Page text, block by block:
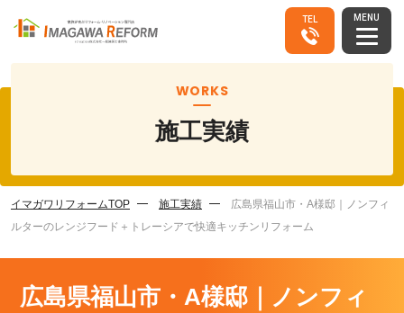
TEL MENU
WORKS
施工実績
イマガワリフォームTOP 施工実績
広島県福山市・A様邸｜ノンフィ
ルターのレンジフード＋トレーシアで快適キッチンリフォーム
広島県福山市・A様邸｜ノンフィ